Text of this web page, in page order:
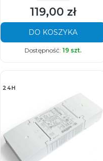
Cena
119,00 zł
DO KOSZYKA
Dostępność:19 szt.
24H